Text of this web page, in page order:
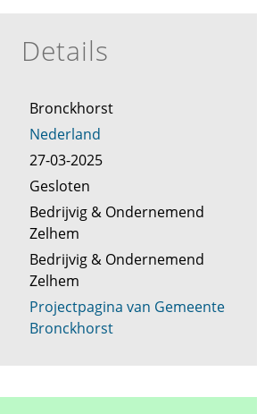
Details
Bronckhorst
Nederland
27-03-2025
Gesloten
Bedrijvig & Ondernemend
Zelhem
Bedrijvig & Ondernemend
Zelhem
Projectpagina van Gemeente
Bronckhorst